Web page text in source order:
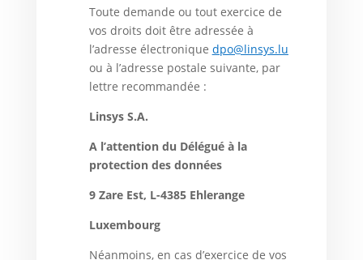
Toute demande ou tout exercice de
vos droits doit être adressée à
l’adresse électronique dpo@linsys.lu
ou à l’adresse postale suivante, par
lettre recommandée :
Linsys S.A.
A l’attention du Délégué à la
protection des données
9 Zare Est, L-4385 Ehlerange
Luxembourg
Néanmoins, en cas d’exercice de vos